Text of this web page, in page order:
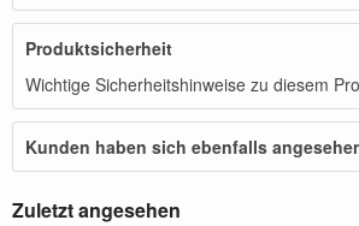
Produktsicherheit
Wichtige Sicherheitshinweise zu diesem
Kunden haben sich ebenfalls
Zuletzt angesehen